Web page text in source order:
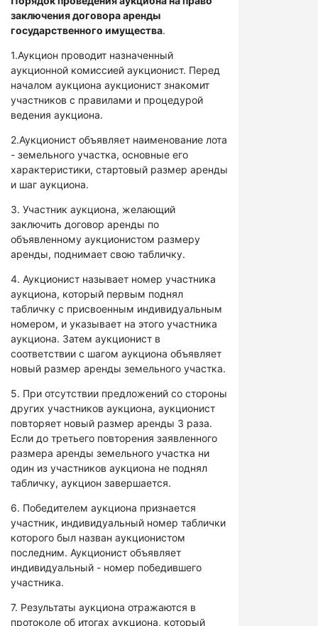
заключения договора аренды
государственного имущества.
1.Аукцион проводит назначенный
аукционной комиссией аукционист. Перед
началом аукциона аукционист знакомит
участников с правилами и процедурой
ведения аукциона.
2.Аукционист объявляет наименование лота
- земельного участка, основные его
характеристики, стартовый размер аренды
и шаг аукциона.
3. Участник аукциона, желающий
заключить договор аренды по
объявленному аукционистом размеру
аренды, поднимает свою табличку.
4. Аукционист называет номер участника
аукциона, который первым поднял
табличку с присвоенным индивидуальным
номером, и указывает на этого участника
аукциона. Затем аукционист в
соответствии с шагом аукциона объявляет
новый размер аренды земельного участка.
5. При отсутствии предложений со стороны
других участников аукциона, аукционист
повторяет новый размер аренды 3 раза.
Если до третьего повторения заявленного
размера аренды земельного участка ни
один из участников аукциона не поднял
табличку, аукцион завершается.
6. Победителем аукциона признается
участник, индивидуальный номер таблички
которого был назван аукционистом
последним. Аукционист объявляет
индивидуальный - номер победившего
участника.
7. Результаты аукциона отражаются в
протоколе об итогах аукциона, который